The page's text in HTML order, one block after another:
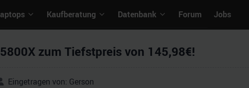
Kaufberatung Datenbank Forum Jobs
zum Tiefstpreis von 145,98€!
Eingetragen von: Gerson